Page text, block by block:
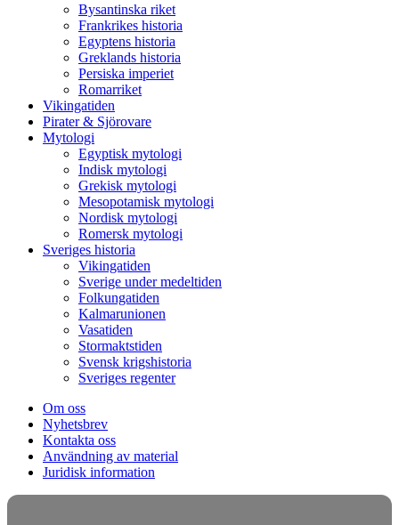
Bysantinska riket
Frankrikes historia
Egyptens historia
Greklands historia
Persiska imperiet
Romarriket
Vikingatiden
Pirater & Sjörovare
Mytologi
Egyptisk mytologi
Indisk mytologi
Grekisk mytologi
Mesopotamisk mytologi
Nordisk mytologi
Romersk mytologi
Sveriges historia
Vikingatiden
Sverige under medeltiden
Folkungatiden
Kalmarunionen
Vasatiden
Stormaktstiden
Svensk krigshistoria
Sveriges regenter
Om oss
Nyhetsbrev
Kontakta oss
Användning av material
Juridisk information